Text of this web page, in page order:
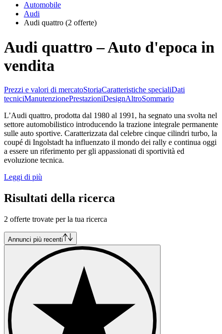
Automobile
Audi
Audi quattro (2 offerte)
Audi quattro – Auto d'epoca in
vendita
Prezzi e valori di mercatoStoriaCaratteristiche specialiDati
tecniciManutenzionePrestazioniDesignAltroSommario
L’Audi quattro, prodotta dal 1980 al 1991, ha segnato una svolta nel
settore automobilistico introducendo la trazione integrale permanente
sulle auto sportive. Caratterizzata dal celebre cinque cilindri turbo, la
coupé di Ingolstadt ha influenzato il mondo dei rally e continua oggi
a essere un riferimento per gli appassionati di sportività ed
evoluzione tecnica.
Leggi di più
Risultati della ricerca
2 offerte trovate per la tua ricerca
Annunci più recenti